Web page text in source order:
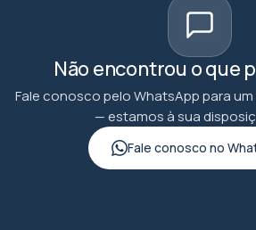
Não encontrou o que
Fale conosco pelo WhatsApp para
— estamos à sua
Fale conosco no